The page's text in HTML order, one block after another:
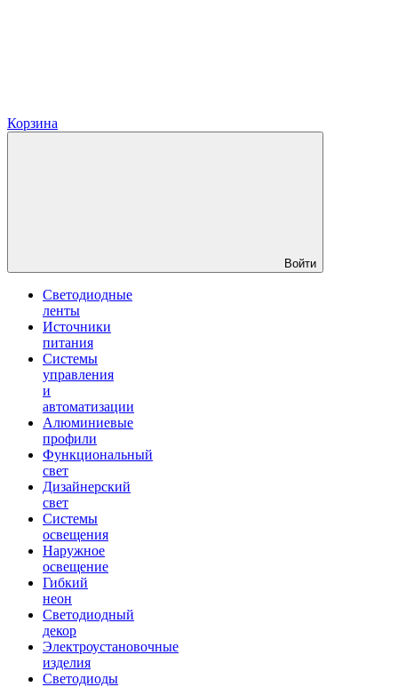
Корзина
Войти
Светодиодные
ленты
Источники
питания
Системы
управления
и
автоматизации
Алюминиевые
профили
Функциональный
свет
Дизайнерский
свет
Системы
освещения
Наружное
освещение
Гибкий
неон
Светодиодный
декор
Электроустановочные
изделия
Светодиоды